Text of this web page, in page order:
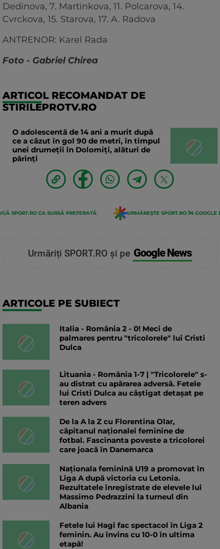
Dedinova, 7. Martinkova, 11. Polcarova, 14.
Cvrckova, 15. Starova, 17. A. Radova
ANTRENOR: Karel Rada
Foto - Gabriel Chirea
ARTICOL RECOMANDAT DE
STIRILEPROTV.RO
O adolescentă de 14 ani a murit după
ce a căzut în gol 90 de metri, în timpul
unei drumeții în Dolomiți, alături de
părinți
SPORT.RO CA SURSĂ PREFERATĂ URMĂREȘTE SPORT.RO ÎN GOOGLE
Urmăriți SPORT.RO și pe Google News
ARTICOLE PE SUBIECT
Italia - România 2 - 0! Meci de
palmares pentru "tricolorele" lui Cristi
Dulca
Lituania - România 1-7 | "Tricolorele" s-
au distrat cu apărarea adversă. Fetele
lui Cristi Dulca au câștigat detașat pe
teren advers
De la A la Z cu Florentina Olar,
căpitanul naționalei feminine de
fotbal. Fascinanta poveste a tricolorei
care joacă în Danemarca
Naționala feminină U19 a promovat în
Liga A după victoria cu Letonia.
Rezultatele înregistrate de elevele lui
Massimo Pedrazzini la turneul din
Albania
Fetele lui Hagi fac spectacol în Liga 2
feminin. Au învins cu 10-0 în ultima
etapă!